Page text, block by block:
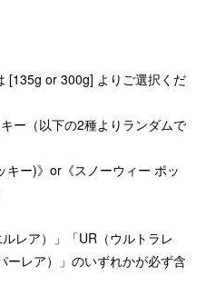
[135g or 300g] よりご選択くだ
ー（以下の2種よりランダムで
ー)》or《スノーウィー ポッ
レア）」「UR（ウルトラレ
ーレア）」のいずれかが必ず含